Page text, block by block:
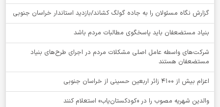
گزارش نگاه مسئولان را به جاده گولگ کشاند/بازدید استاندار خراسان جنوبی
بنیاد مستضعفان باید پاسخگوی مطالبات مردم باشد
شرکت‌های واسطه عامل اصلی مشکلات مردم در اجرای طرح‌های بنیاد
مستضعفان هستند
اعزام بیش از 4100 زائر اربعین حسینی از خراسان جنوبی
والدین شهریه مصوب را در «کودکستان‌یاب» استعلام کنند